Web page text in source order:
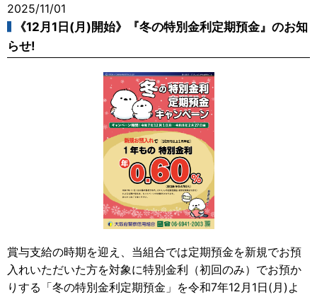
2025/11/01
《12月1日(月)開始》『冬の特別金利定期預金』のお知
らせ!
賞与支給の時期を迎え、当組合では定期預金を新規でお預
入れいただいた方を対象に特別金利（初回のみ）でお預か
りする「冬の特別金利定期預金」を令和7年12月1日(月)よ